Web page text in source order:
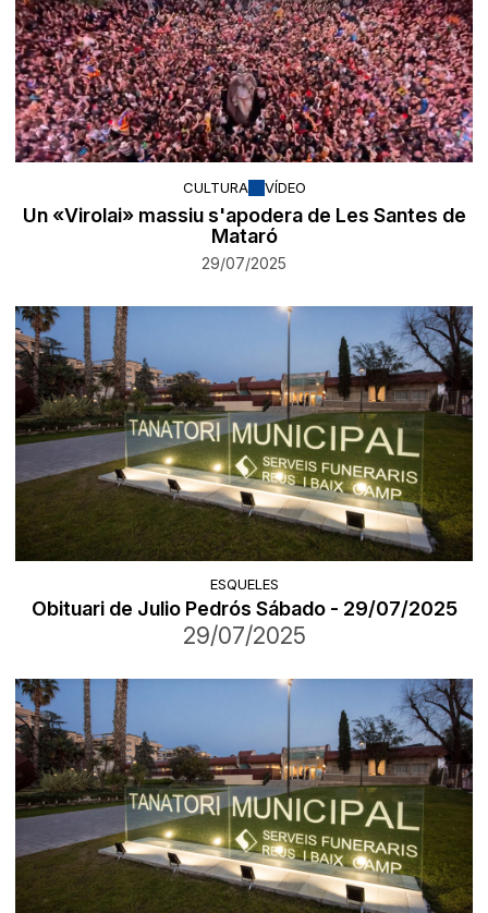
CULTURA VÍDEO
Un «Virolai» massiu s'apodera de Les Santes de
Mataró
29/07/2025
ESQUELES
Obituari de Julio Pedrós Sábado - 29/07/2025
29/07/2025